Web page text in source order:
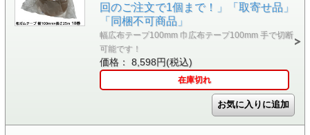
回のご注文で1個まで！」「取寄せ品」
「同梱不可商品」
幅広布テープ100mm 巾広布テープ100mm 手で切断
可能です！
価格： 8,598円(税込)
在庫切れ